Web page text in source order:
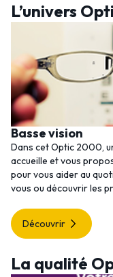
L’univers
Basse vision
Dans cet Optic 2000,
accueille et vous
pour vous aider au
vous ou découvrir les
Découvrir
La qualité